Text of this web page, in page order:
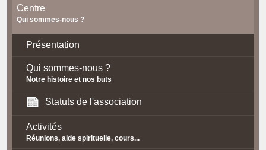
Centre
Qui sommes-nous ?
Présentation
Qui sommes-nous ?
Notre histoire et nos buts
Statuts de l'association
Activités
Réunions, aide spirituelle, cours...